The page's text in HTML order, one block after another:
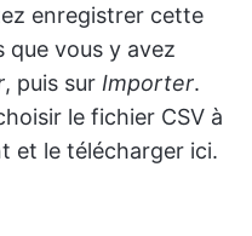
enregistrer cette
que vous y avez
, puis sur Importer.
le fichier CSV à
et le télécharger ici.